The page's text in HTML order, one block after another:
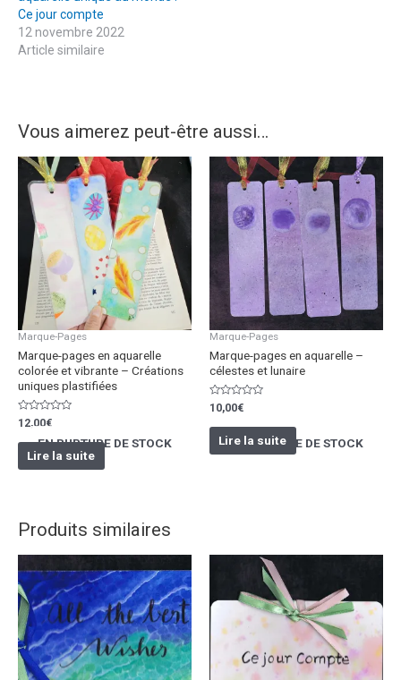
Ce jour compte
12 novembre 2022
Article similaire
Vous aimerez peut-être aussi…
EN RUPTURE DE STOCK
Marque-Pages
Marque-pages en aquarelle
colorée et vibrante – Créations
uniques plastifiées
Note
0
sur
12,00€
Lire la suite
EN RUPTURE DE STOCK
Marque-Pages
Marque-pages en aquarelle –
célestes et lunaire
Note
0
sur
10,00€
Lire la suite
Produits similaires